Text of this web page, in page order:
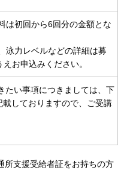
は初回から6回分の金額とな
泳力レベルなどの詳細は募
お申込みください。
たい事項につきましては、下
しておりますので、ご受講
所支援受給者証をお持ちの方